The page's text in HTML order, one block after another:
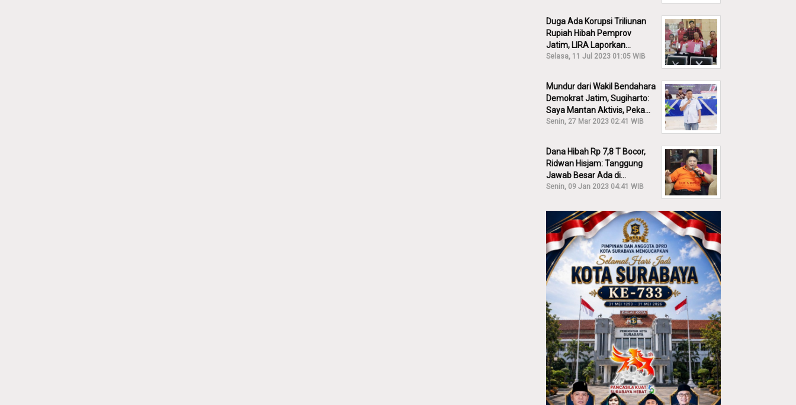
Duga Ada Korupsi Triliunan
Rupiah Hibah Pemprov
Jatim, LIRA Laporkan
Khofifah ke KPK: Dia Harus
Selasa, 11 Jul 2023 01:05 WIB
Mundur dari Wakil Bendahara
Demokrat Jatim, Sugiharto:
Saya Mantan Aktivis, Peka
Sekali Kalau Ada yang
Senin, 27 Mar 2023 02:41 WIB
Dana Hibah Rp 7,8 T Bocor,
Ridwan Hisjam: Tanggung
Jawab Besar Ada di
Pemprov, Bukan DPRD Jatim!
Senin, 09 Jan 2023 04:41 WIB